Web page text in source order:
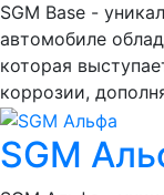
SGM Base -
автомобиле
которая
коррозии,
SGM